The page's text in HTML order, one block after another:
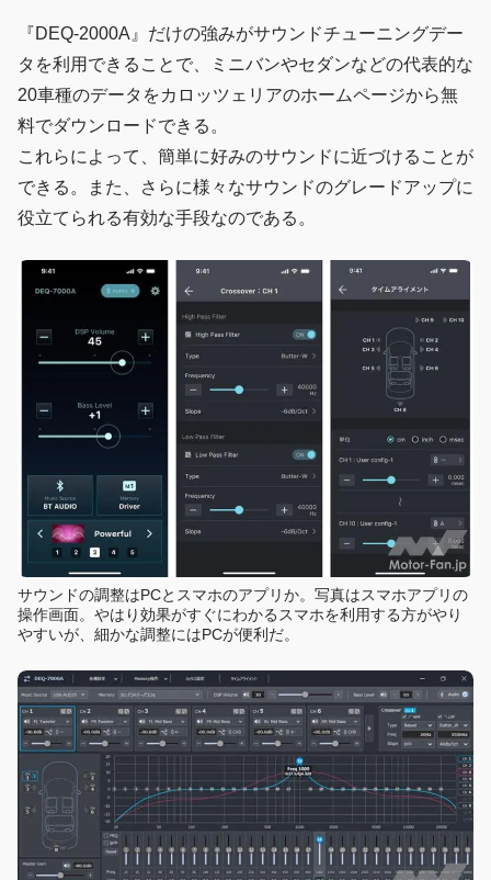
『DEQ-2000A』だけの強みがサウンドチューニングデー
タを利用できることで、ミニバンやセダンなどの代表的な
20車種のデータをカロッツェリアのホームページから無
料でダウンロードできる。
これらによって、簡単に好みのサウンドに近づけることが
できる。また、さらに様々なサウンドのグレードアップに
役立てられる有効な手段なのである。
サウンドの調整はPCとスマホのアプリか。写真はスマホアプリの
操作画面。やはり効果がすぐにわかるスマホを利用する方がやり
やすいが、細かな調整にはPCが便利だ。